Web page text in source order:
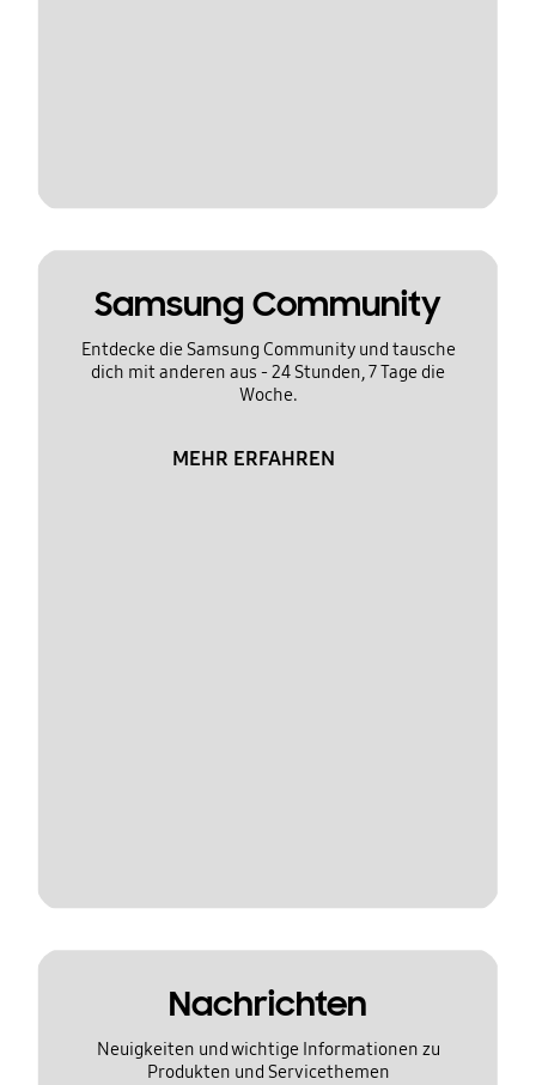
Samsung Community
Entdecke die Samsung Community und tausche
dich mit anderen aus - 24 Stunden, 7 Tage die
Woche.
MEHR ERFAHREN
Nachrichten
Neuigkeiten und wichtige Informationen zu
Produkten und Servicethemen